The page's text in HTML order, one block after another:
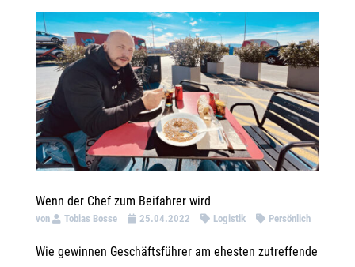
Wenn der Chef zum Beifahrer wird
von Tobias Bosse 25.04.2022 Logistik Persönlich
Wie gewinnen Geschäftsführer am ehesten zutreffende